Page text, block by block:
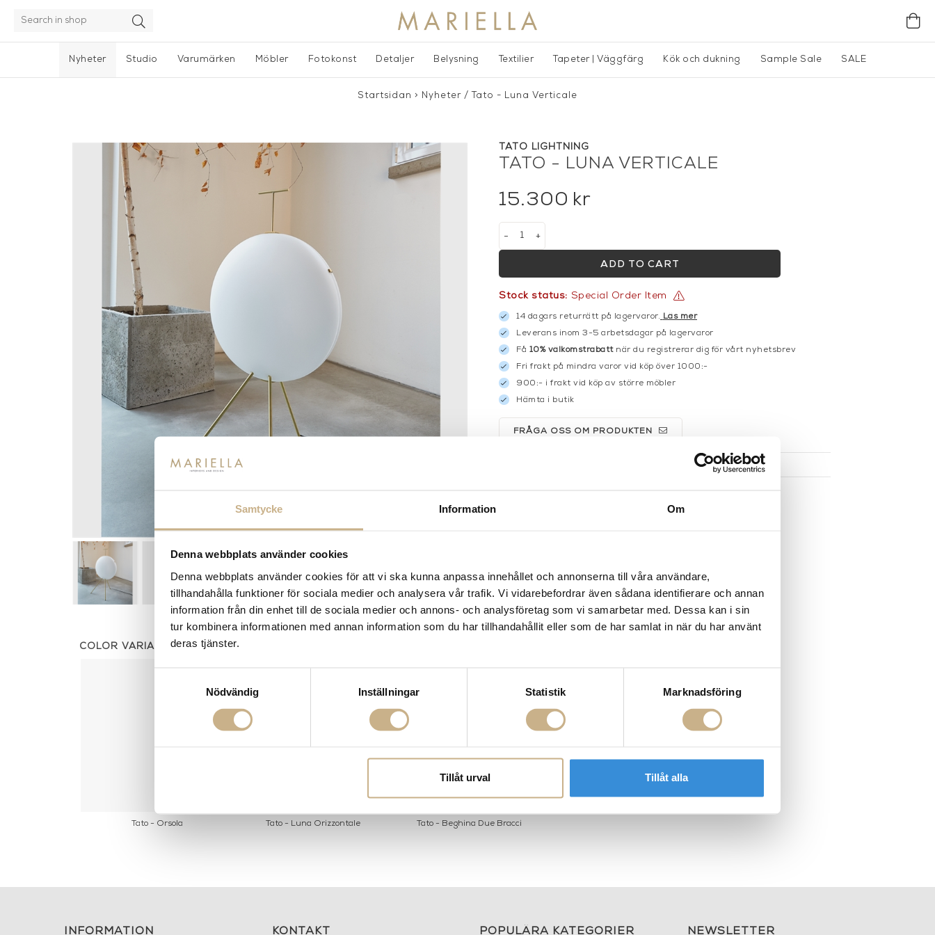
Samtycke Information Om
Denna webbplats använder cookies
Denna webbplats använder cookies för att vi ska kunna anpassa innehållet och annonserna till våra användare,
tillhandahålla funktioner för sociala medier och analysera vår trafik. Vi vidarebefordrar även sådana identifierare och annan
information från din enhet till de sociala medier och annons- och analysföretag som vi samarbetar med. Dessa kan i sin
tur kombinera informationen med annan information som du har tillhandahållit eller som de har samlat in när du har använt
deras tjänster.
Nödvändig
Inställningar Statistik Marknadsföring
Tillåt urval Tillåt alla
Nyheter Studio Varumärken Möbler Fotokonst Detaljer Belysning Textilier Tapeter | Väggfärg Kök och dukning Sample Sale SALE
Startsidan > Nyheter / Tato - Luna Verticale
TATO LIGHTNING
TATO - LUNA VERTICALE
15.300 kr
+
-
ADD TO CART
Stock status: Special Order Item
14 dagars returrätt på lagervaror. Läs mer
Leverans inom 3-5 arbetsdagar på lagervaror
Få 10% välkomstrabattnär du registrerar dig för vårt nyhetsbrev
Fri frakt på mindra varor vid köp över 1000:-
900:- i frakt vid köp av större möbler
Hämta i butik
FRÅGA OSS OM PRODUKTEN
COLOR VARIANTS
Tato - Orsola Tato - Luna Orizzontale Tato - Beghina Due Bracci
INFORMATION KONTAKT POPULÄRA KATEGORIER NEWSLETTER